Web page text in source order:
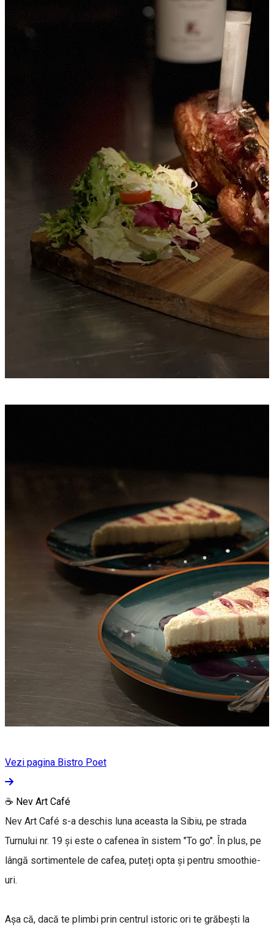
Vezi pagina Bistro Poet
☕ Nev Art Café
Nev Art Café s-a deschis luna aceasta la Sibiu, pe strada
Turnului nr. 19 și este o cafenea în sistem "To go". În plus, pe
lângă sortimentele de cafea, puteți opta și pentru smoothie-
uri.
Așa că, dacă te plimbi prin centrul istoric ori te grăbești la